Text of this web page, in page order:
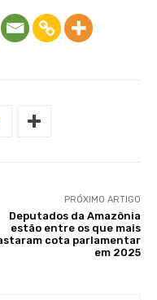
PRÓXIMO ARTIGO
Deputados da Amazônia
estão entre os que mais
cota parlamentar
em 2025